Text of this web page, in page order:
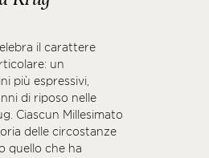
il carattere
un
più espressivi,
di riposo nelle
Ciascun Millesimato
delle circostanze
quello che ha